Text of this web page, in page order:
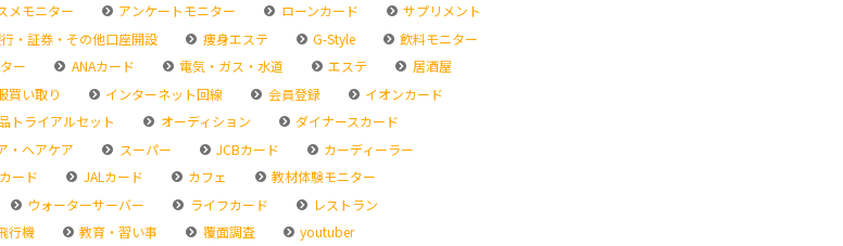
メモニター アンケートモニター ローンカード
サプリメント
・証券・その他口座開設 痩身エステ G-Style
飲料モニター
ー ANAカード 電気・ガス・水道 エステ
居酒屋
買い取り インターネット回線 会員登録
イオンカード
トライアルセット オーディション
ダイナースカード
・ヘアケア スーパー JCBカード
カーディーラー
ード JALカード カフェ
教材体験モニター
ウォーターサーバー ライフカード
レストラン
行機 教育・習い事 覆面調査
youtuber